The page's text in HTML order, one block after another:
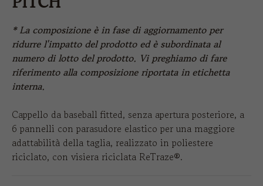
* La composizione è in fase di aggiornamento per
ridurre l'impatto del prodotto ed è subordinata al
numero di lotto del prodotto. Vi preghiamo di fare
riferimento alla composizione riportata in etichetta
interna.
Cappello da baseball fitted, senza apertura posteriore, a
6 pannelli con parasudore elastico per una maggiore
adattabilità della taglia, realizzato in poliestere
riciclato, con visiera riciclata ReTraze®.